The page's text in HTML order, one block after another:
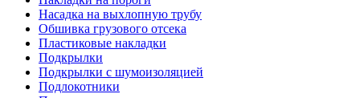
Насадка на выхлопную трубу
Обшивка грузового отсека
Пластиковые накладки
Подкрылки
Подкрылки с шумоизоляцией
Подлокотники